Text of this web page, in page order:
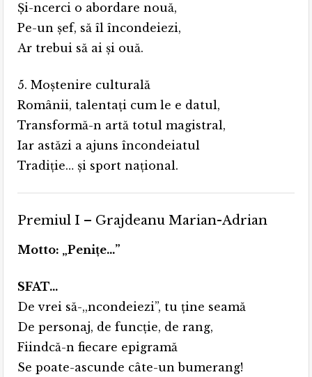
Şi-ncerci o abordare nouă,
Pe-un şef, să îl încondeiezi,
Ar trebui să ai şi ouă.
5. Moștenire culturală
Românii, talentați cum le e datul,
Transformă-n artă totul magistral,
Iar astăzi a ajuns încondeiatul
Tradiție… și sport național.
Premiul I – Grajdeanu Marian-Adrian
Motto: „Penițe…”
SFAT…
De vrei să-,,ncondeiezi”, tu ține seamă
De personaj, de funcție, de rang,
Fiindcă-n fiecare epigramă
Se poate-ascunde câte-un bumerang!